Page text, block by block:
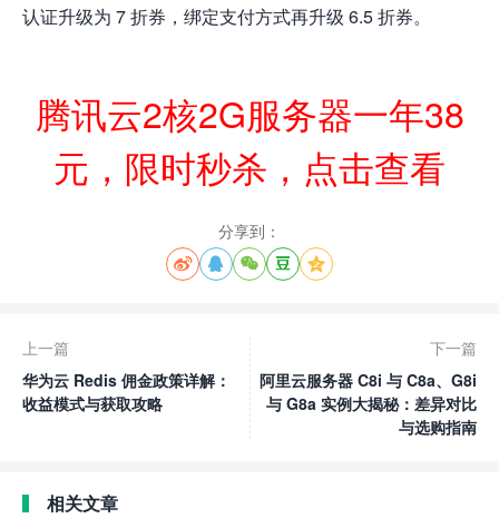
认证升级为 7 折券，绑定支付方式再升级 6.5 折券。
腾讯云2核2G服务器一年38
元，限时秒杀，点击查看
分享到：
    
上一篇
华为云 Redis 佣金政策详解：
收益模式与获取攻略
下一篇
阿里云服务器 C8i 与 C8a、G8i
与 G8a 实例大揭秘：差异对比
与选购指南
相关文章